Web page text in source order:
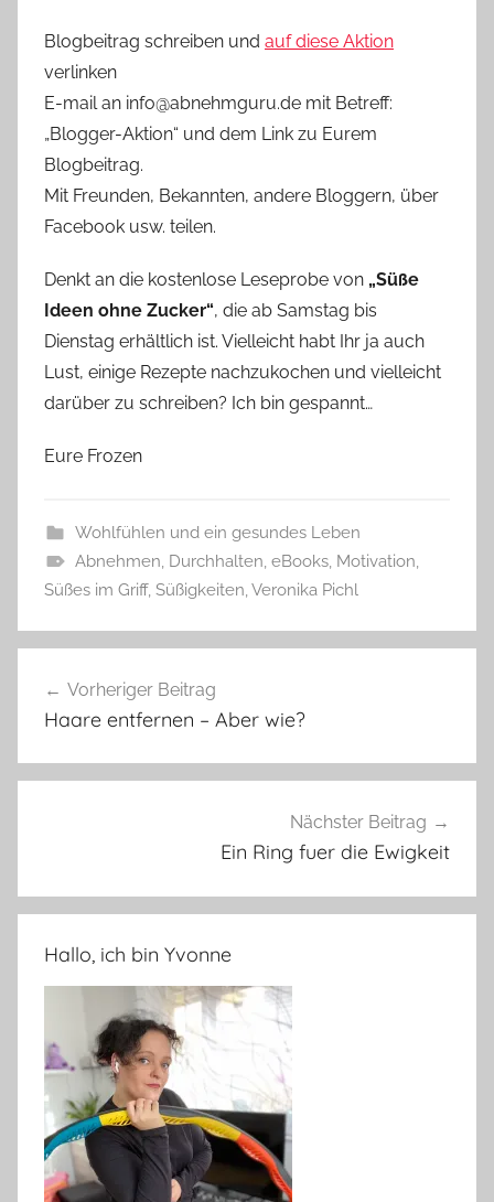
Blogbeitrag schreiben und auf diese Aktion
verlinken
E-mail an info@abnehmguru.de mit Betreff:
„Blogger-Aktion“ und dem Link zu Eurem
Blogbeitrag.
Mit Freunden, Bekannten, andere Bloggern, über
Facebook usw. teilen.
Denkt an die kostenlose Leseprobe von „Süße
Ideen ohne Zucker“, die ab Samstag bis
Dienstag erhältlich ist. Vielleicht habt Ihr ja auch
Lust, einige Rezepte nachzukochen und vielleicht
darüber zu schreiben? Ich bin gespannt…
Eure Frozen
Wohlfühlen und ein gesundes Leben
Abnehmen, Durchhalten, eBooks, Motivation,
Süßes im Griff, Süßigkeiten,Veronika Pichl
Vorheriger Beitrag
Haare entfernen – Aber wie?
Nächster Beitrag
Ein Ring fuer die Ewigkeit
Hallo, ich bin Yvonne